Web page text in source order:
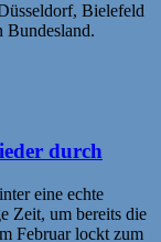
Bielefeld
Bundesland.
durch
eine echte
Zeit, um bereits die
Februar lockt zum